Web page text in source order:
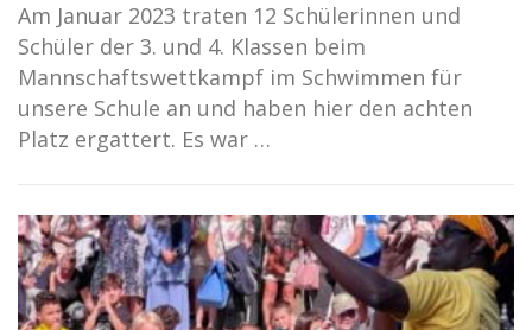
Am Januar 2023 traten 12 Schülerinnen und
Schüler der 3. und 4. Klassen beim
Mannschaftswettkampf im Schwimmen für
unsere Schule an und haben hier den achten
Platz ergattert. Es war …